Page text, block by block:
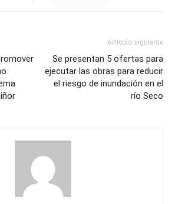
Artículo siguiente
Se presentan 5 ofertas para
ejecutar las obras para reducir
el riesgo de inundación en el
río Seco